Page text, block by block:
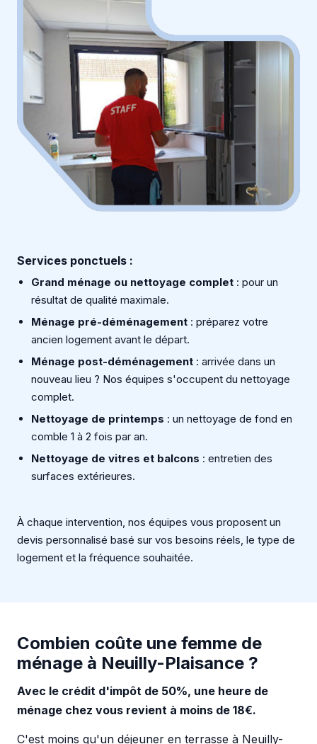
Services ponctuels :
Grand ménage ou nettoyage complet : pour un
résultat de qualité maximale.
Ménage pré-déménagement : préparez votre
ancien logement avant le départ.
Ménage post-déménagement : arrivée dans un
nouveau lieu ? Nos équipes s'occupent du nettoyage
complet.
Nettoyage de printemps : un nettoyage de fond en
comble 1 à 2 fois par an.
Nettoyage de vitres et balcons : entretien des
surfaces extérieures.
À chaque intervention, nos équipes vous proposent un
devis personnalisé basé sur vos besoins réels, le type de
logement et la fréquence souhaitée.
Combien coûte une femme de
ménage à Neuilly-Plaisance ?
Avec le crédit d'impôt de 50%, une heure de
ménage chez vous revient à moins de 18€.
C'est moins qu'un déjeuner en terrasse à Neuilly-